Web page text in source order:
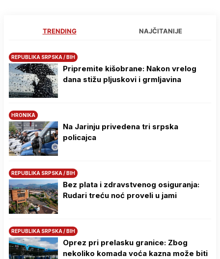
TRENDING NAJČITANIJE
REPUBLIKA SRPSKA / BIH
Pripremite kišobrane: Nakon vrelog
dana stižu pljuskovi i grmljavina
HRONIKA
Na Јarinju privedena tri srpska
policajca
REPUBLIKA SRPSKA / BIH
Bez plata i zdravstvenog osiguranja:
Rudari treću noć proveli u jami
REPUBLIKA SRPSKA / BIH
Oprez pri prelasku granice: Zbog
nekoliko komada voća kazna može biti